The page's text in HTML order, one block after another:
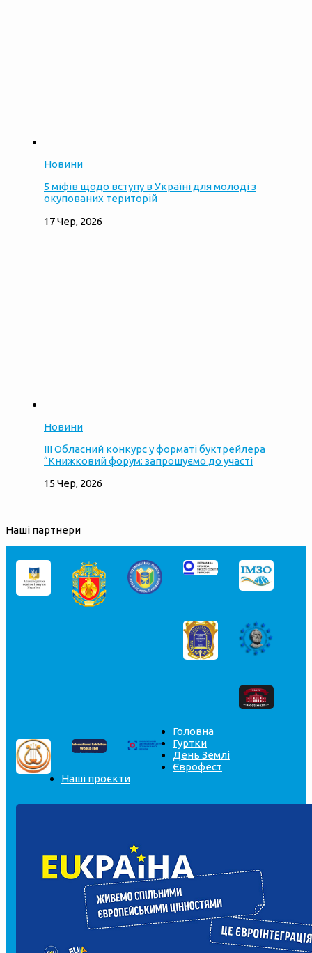
Новини
5 міфів щодо вступу в Україні для молоді з
окупованих територій
17 Чер, 2026
Новини
ІІІ Обласний конкурс у форматі буктрейлера
“Книжковий форум: запрошуємо до участі
15 Чер, 2026
Наші партнери
Головна
Гуртки
День Землі
Єврофест
Наші проєкти